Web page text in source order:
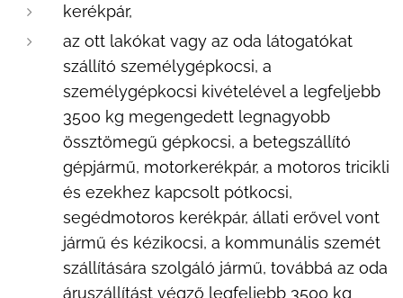
kerékpár,
az ott lakókat vagy az oda látogatókat
szállító személygépkocsi, a
személygépkocsi kivételével a legfeljebb
3500 kg megengedett legnagyobb
össztömegű gépkocsi, a betegszállító
gépjármű, motorkerékpár, a motoros tricikli
és ezekhez kapcsolt pótkocsi,
segédmotoros kerékpár, állati erővel vont
jármű és kézikocsi, a kommunális szemét
szállítására szolgáló jármű, továbbá az oda
áruszállítást végző legfeljebb 3500 kg